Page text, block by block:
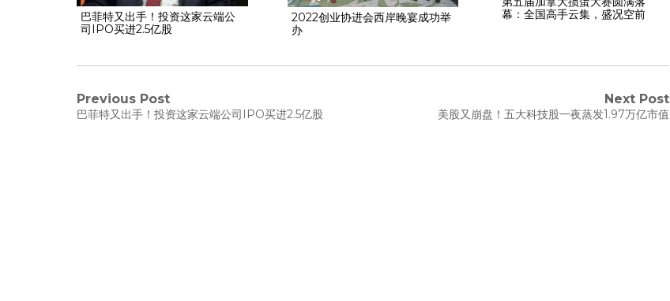
巴菲特又出手！投资这家云端公
司IPO买进2.5亿股
2022创业协进会西岸晚宴成功举
办
幕：全国高手云集，盛况空前
Previous Post
巴菲特又出手！投资这家云端公司IPO买进2.5亿股
Next Post
美股又崩盘！五大科技股一夜蒸发1.97万亿市值